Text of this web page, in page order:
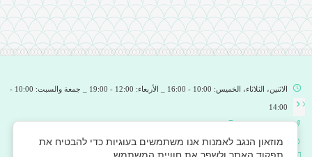
الاثنين، الثلاثاء، الخميس: 10:00 - 16:00 _ الأربعاء: 12:00 - 19:00 _ جمعة والسبت: 10:00 -
14:00
شارع هعتسماؤوت 60 ، ص.ب. 5011 بئر السبع، 8415001 נוהל ביטול
מוזאון הנגב לאמנות אנו משתמשים בעוגיות כדי להבטיח את